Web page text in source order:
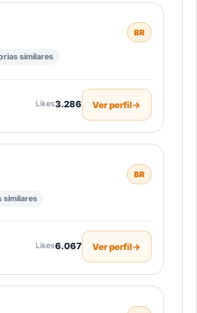
BR
similares
Likes3.286 Ver perfil→
BR
similares
Likes6.067 Ver perfil→